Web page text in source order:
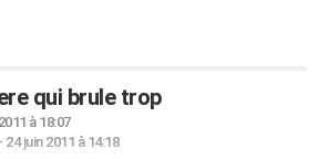
qui brule trop
à 18:07
24 juin 2011 à 14:18